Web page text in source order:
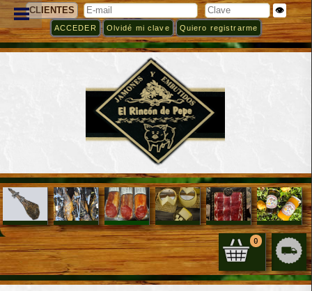
CLIENTES 👁️
Olvidé mi clave Quiero registrarme
0